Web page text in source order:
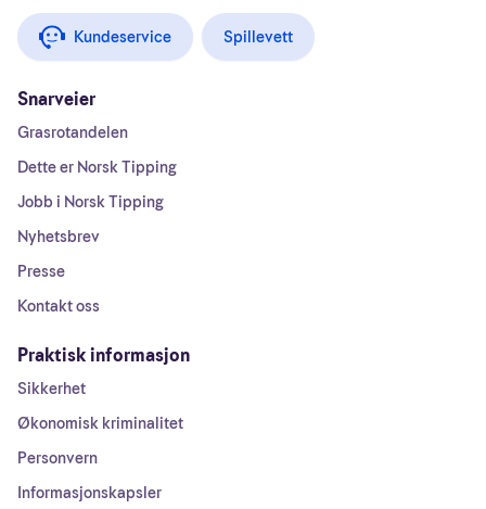
Kundeservice Spillevett
Snarveier
Grasrotandelen
Dette er Norsk Tipping
Jobb i Norsk Tipping
Nyhetsbrev
Presse
Kontakt oss
Praktisk informasjon
Sikkerhet
Økonomisk kriminalitet
Personvern
Informasjonskapsler